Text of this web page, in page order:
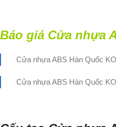
Báo giá Cửa nhựa
Cửa nhựa ABS Hàn Quốc
Cửa nhựa ABS Hàn Quốc